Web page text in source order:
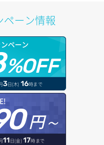
ペーン情報
ペーン
%OFF
3日(木) 16時まで
円～
11日(金) 17時まで